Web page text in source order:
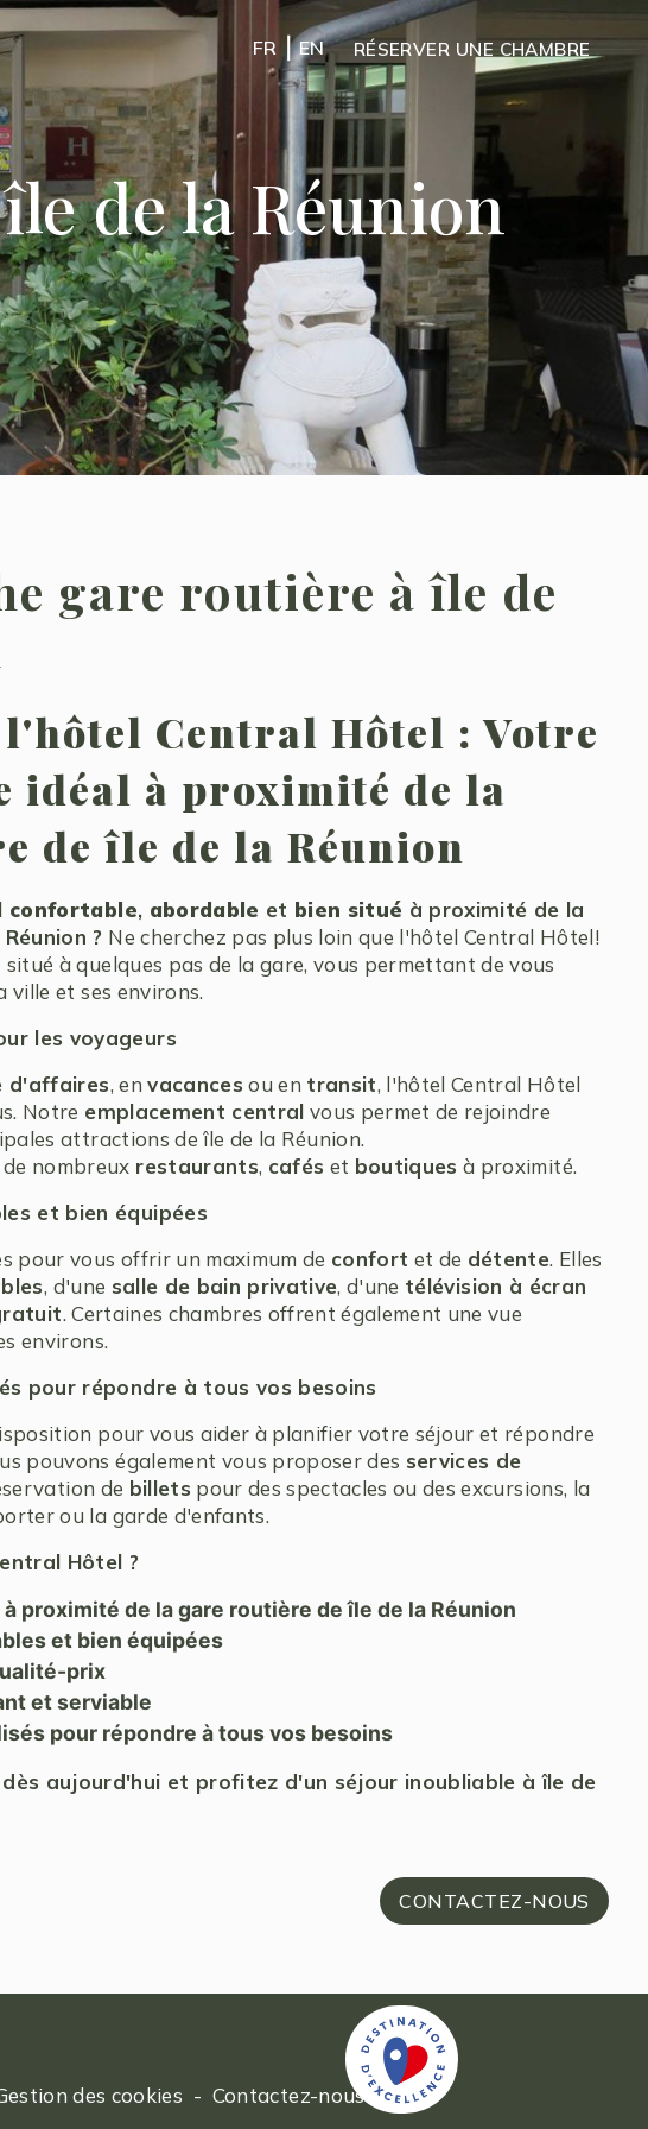
FR | EN RÉSERVER UNE CHAMBRE
de la Réunion
gare routière à île de
l'hôtel Central Hôtel : Votre
idéal à proximité de la
de île de la Réunion
confortable, abordable et bien situé à proximité de la
? Ne cherchez pas plus loin que l'hôtel Central Hôtel!
à quelques pas de la gare, vous permettant de vous
ville et ses environs.
les voyageurs
d'affaires, envacances ou en transit, l'hôtel Central Hôtel
Notre emplacement central vous permet de rejoindre
attractions de île de la Réunion.
nombreux restaurants, cafés et boutiques à proximité.
et bien équipées
pour vous offrir un maximum de confort et de détente. Elles
, d'une salle de bain privative, d'une télévision à écran
. Certaines chambres offrent également une vue
environs.
pour répondre à tous vos besoins
pour vous aider à planifier votre séjour et répondre
pouvons également vous proposer des services de
de billets pour des spectacles ou des excursions, la
ou la garde d'enfants.
Hôtel ?
proximité de la gare routière de île de la Réunion
et bien équipées
prix
et serviable
pour répondre à tous vos besoins
aujourd'hui et profitez d'un séjour inoubliable à île de
CONTACTEZ-NOUS
des cookies - Contactez-nous